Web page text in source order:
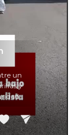
un
y